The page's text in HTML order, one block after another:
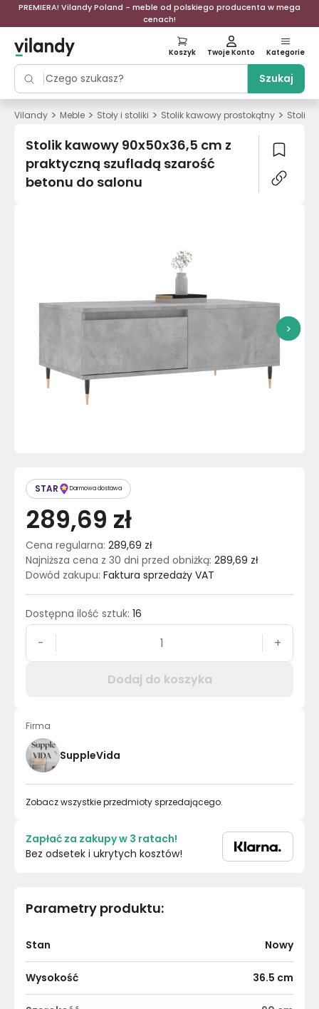
PREMIERA! Vilandy Poland - meble od polskiego producenta w mega
cenach!
Szukaj
Koszyk Twoje Konto Kategorie
Vilandy > Meble > Stoły i stoliki > Stolik kawowy prostokątny > Stolik
Stolik kawowy 90x50x36,5 cm z
praktyczną szufladą szarość
betonu do salonu
>
Parametry produktu:
Stan Nowy
Wysokość 36.5 cm
STAR Darmowa dostawa
289,69 zł
Cena regularna: 289,69 zł
Najniższa cena z 30 dni przed obniżką: 289,69 zł
Dowód zakupu: Faktura sprzedaży VAT
Dostępna ilość sztuk: 16
- +
Dodaj do koszyka
Firma
SuppleVida
Zobacz wszystkie przedmioty sprzedającego.
Zapłać za zakupy w 3 ratach!
Bez odsetek i ukrytych kosztów!